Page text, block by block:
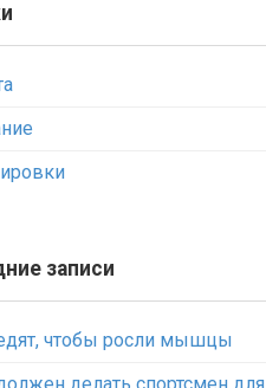
записи
чтобы росли мышцы